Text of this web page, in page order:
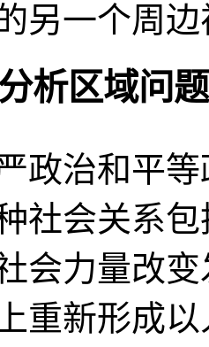
另一个周
析区域问题
政治和平
社会关系
会力量改
重新形成